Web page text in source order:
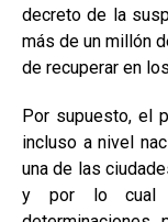
decreto de la
más de un millón
de recuperar en
Por supuesto, el
incluso a nivel
una de las
y por lo cual